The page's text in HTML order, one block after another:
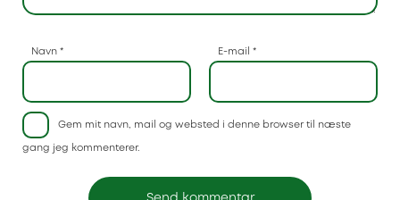
Navn * E-mail *
Gem mit navn, mail og websted i denne browser til næste
gang jeg kommenterer.